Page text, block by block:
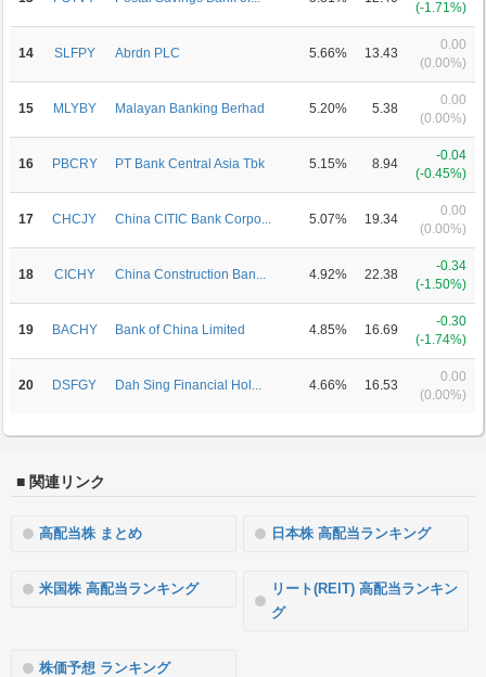
(-1.71%)
14 SLFPY Abrdn PLC 5.66% 13.43
0.00
(0.00%)
15 MLYBY Malayan Banking Berhad 5.20% 5.38
0.00
(0.00%)
16 PBCRY PT Bank Central Asia Tbk 5.15% 8.94
-0.04
(-0.45%)
17 CHCJY China CITIC Bank Corpo... 5.07% 19.34
0.00
(0.00%)
18 CICHY China Construction Ban... 4.92% 22.38
-0.34
(-1.50%)
19 BACHY Bank of China Limited 4.85% 16.69
-0.30
(-1.74%)
20 DSFGY Dah Sing Financial Hol... 4.66% 16.53
0.00
(0.00%)
■ 関連リンク
高配当株 まとめ 日本株 高配当ランキング
米国株 高配当ランキング
リート(REIT) 高配当ランキン
グ
株価予想 ランキング